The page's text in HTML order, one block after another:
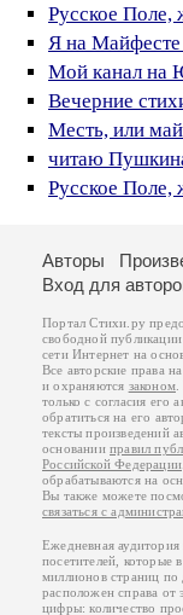
Русское Поле,
Я на
Мой канал на
Вечерние
Месть, или
читаю
Русское Поле,
Авторы
Вход для
Портал Стихи.ру
свободной
сети Интернет на
Все авторские права
и охраняются законом
только с согласия его
обратиться на его
тексты произведений
основанииправил
Российской Федерации
обрабатываются на
Вы также можете
связаться с
Ежедневная
посетителей, которые
миллионов страниц по
расположен справа от
цифры: количество